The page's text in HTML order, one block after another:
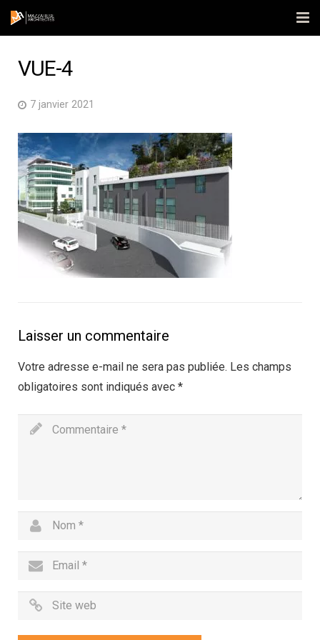
Actualités
Contact
Publications
VUE-4
7 janvier 2021
Laisser un commentaire
Votre adresse e-mail ne sera pas publiée. Les champs
obligatoires sont indiqués avec *